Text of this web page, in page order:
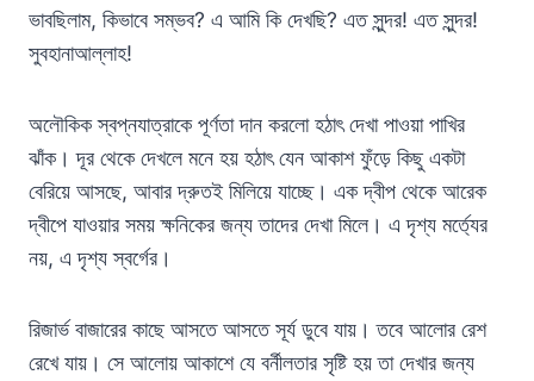
ভাবছিলাম, কিভাবে সম্ভব? এ আমি কি দেখছি? এত সুন্দর! এত সুন্দর!
সুবহানাআল্লাহ!
অলৌকিক স্বপ্নযাত্রাকে পূর্ণতা দান করলো হঠাৎ দেখা পাওয়া পাখির
ঝাঁক। দূর থেকে দেখলে মনে হয় হঠাৎ যেন আকাশ ফুঁড়ে কিছু একটা
বেরিয়ে আসছে, আবার দ্রুতই মিলিয়ে যাচ্ছে। এক দ্বীপ থেকে আরেক
দ্বীপে যাওয়ার সময় ক্ষনিকের জন্য তাদের দেখা মিলে। এ দৃশ্য মর্ত্যের
নয়, এ দৃশ্য স্বর্গের।
রিজার্ভ বাজারের কাছে আসতে আসতে সূর্য ডুবে যায়। তবে আলোর রেশ
রেখে যায়। সে আলোয় আকাশে যে বর্নীলতার সৃষ্টি হয় তা দেখার জন্য